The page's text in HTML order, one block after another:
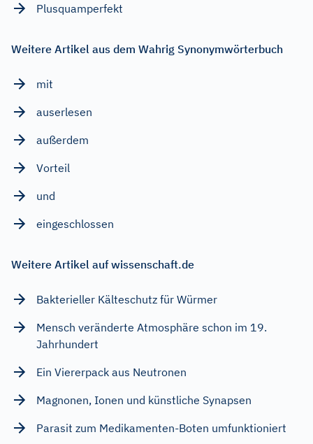
Plusquamperfekt
Weitere Artikel aus dem Wahrig Synonymwörterbuch
mit
auserlesen
außerdem
Vorteil
und
eingeschlossen
Weitere Artikel auf wissenschaft.de
Bakterieller Kälteschutz für Würmer
Mensch veränderte Atmosphäre schon im 19.
Jahrhundert
Ein Viererpack aus Neutronen
Magnonen, Ionen und künstliche Synapsen
Parasit zum Medikamenten-Boten umfunktioniert